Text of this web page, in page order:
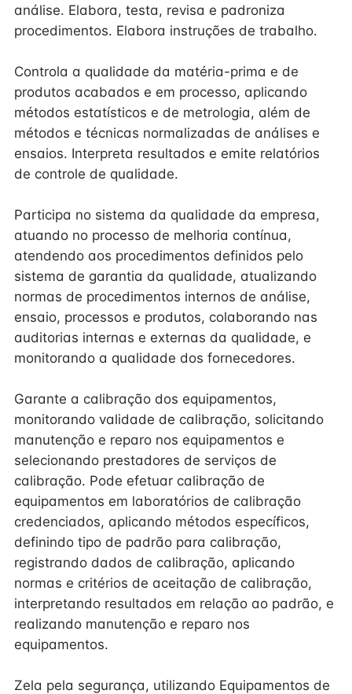
análise. Elabora, testa, revisa e padroniza
procedimentos. Elabora instruções de trabalho.
Controla a qualidade da matéria-prima e de
produtos acabados e em processo, aplicando
métodos estatísticos e de metrologia, além de
métodos e técnicas normalizadas de análises e
ensaios. Interpreta resultados e emite relatórios
de controle de qualidade.
Participa no sistema da qualidade da empresa,
atuando no processo de melhoria contínua,
atendendo aos procedimentos definidos pelo
sistema de garantia da qualidade, atualizando
normas de procedimentos internos de análise,
ensaio, processos e produtos, colaborando nas
auditorias internas e externas da qualidade, e
monitorando a qualidade dos fornecedores.
Garante a calibração dos equipamentos,
monitorando validade de calibração, solicitando
manutenção e reparo nos equipamentos e
selecionando prestadores de serviços de
calibração. Pode efetuar calibração de
equipamentos em laboratórios de calibração
credenciados, aplicando métodos específicos,
definindo tipo de padrão para calibração,
registrando dados de calibração, aplicando
normas e critérios de aceitação de calibração,
interpretando resultados em relação ao padrão, e
realizando manutenção e reparo nos
equipamentos.
Zela pela segurança, utilizando Equipamentos de